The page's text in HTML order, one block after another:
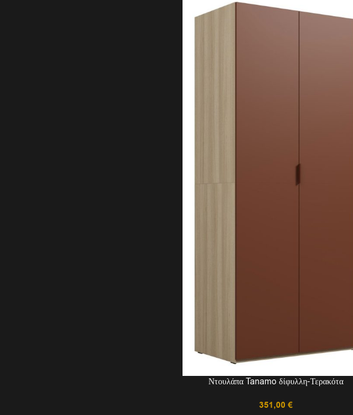
Ντουλάπα Tanamo δίφυλλη-Τερακότα
351,00 €